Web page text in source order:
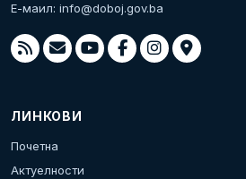
Е-маил: info@doboj.gov.ba
ЛИНКОВИ
Почетна
Актуелности